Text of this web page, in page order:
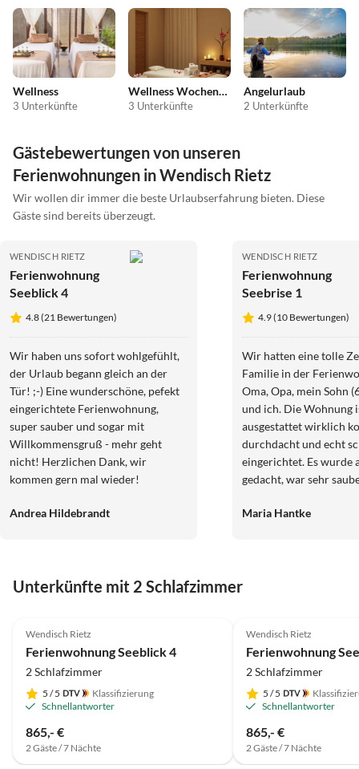
Wellness
3 Unterkünfte
Wellness Wochenende
3 Unterkünfte
Angelurlaub
2 Unterkünfte
Gästebewertungen von unseren
Ferienwohnungen in Wendisch Rietz
Wir wollen dir immer die beste Urlaubserfahrung bieten. Diese
Gäste sind bereits überzeugt.
WENDISCH RIETZ
Ferienwohnung
Seeblick 4
4.8 (21 Bewertungen)
Wir haben uns sofort wohlgefühlt,
der Urlaub begann gleich an der
Tür! ;-) Eine wunderschöne, pefekt
eingerichtete Ferienwohnung,
super sauber und sogar mit
Willkommensgruß - mehr geht
nicht! Herzlichen Dank, wir
kommen gern mal wieder!
Andrea Hildebrandt
WENDISCH RIETZ
Ferienwohnung
Seebrise 1
4.9 (10 Bewertungen)
Wir hatten eine tolle
Familie in der
Oma, Opa, mein Sohn
und ich. Die Wohnung
ausgestattet wirklich
durchdacht und echt schön
eingerichtet. Es wurde
gedacht, war sehr
Umgebung ist toll um
umkreis sind lecker und
Maria Hantke
Unterkünfte mit 2 Schlafzimmer
Wendisch Rietz
Ferienwohnung Seeblick 4
2 Schlafzimmer
5 / 5
Klassifizierung
Schnellantworter
865,- €
2 Gäste / 7 Nächte
Wendisch Rietz
Ferienwohnung
2 Schlafzimmer
5 / 5
Schnellantworter
865,- €
2 Gäste / 7 Nächte